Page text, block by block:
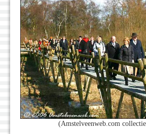
(Amstelveenweb.com